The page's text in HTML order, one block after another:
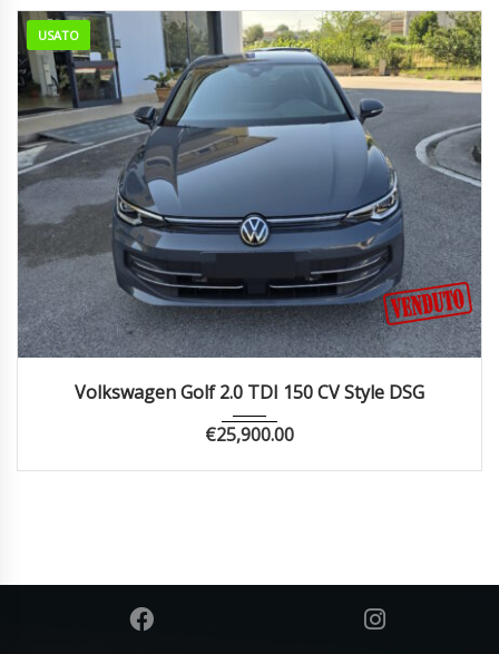
USATO
Volkswagen Golf 2.0 TDI 150 CV Style DSG
€25,900.00